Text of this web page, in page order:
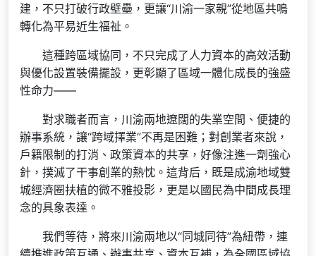
建，不只打破行政壁壘，更讓“川渝一家親”從地區共鳴
轉化為平易近生福祉。
這種跨區域協同，不只完成了人力資本的高效活動
與優化設置裝備擺設，更彰顯了區域一體化成長的強盛
性命力——
對求職者而言，川渝兩地遼闊的失業空間、便捷的
辦事系統，讓“跨域擇業”不再是困難；對創業者來說，
戶籍限制的打消、政策資本的共享，好像注進一劑強心
針，撲滅了干事創業的熱忱。這背后，既是成渝地域雙
城經濟圈扶植的微不雅投影，更是以國民為中間成長理
念的具象表達。
我們等待，將來川渝兩地以“同城同待”為紐帶，連